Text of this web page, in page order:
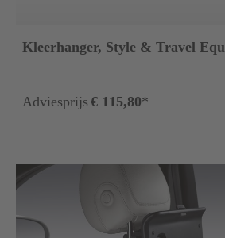
Kleerhanger, Style & Travel
Adviesprijs € 115,80*